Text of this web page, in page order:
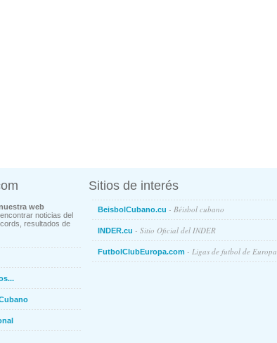
web
noticias del
resultados de
Sitios de interés
BeisbolCubano.cu - Béisbol cubano
INDER.cu - Sitio Oficial del INDER
FutbolClubEuropa.com - Ligas de futbol de Europa